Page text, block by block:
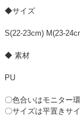
◆サイズ
S(22-23cm) M(23-
◆ 素材
PU
〇色合いはモニター
〇サイズは平置きサ